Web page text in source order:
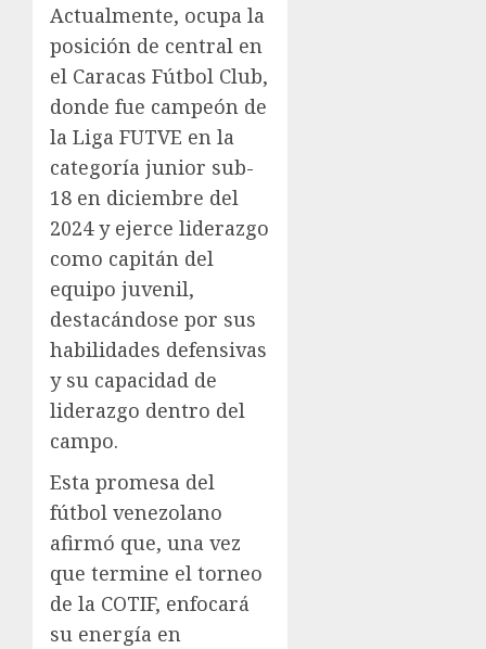
Actualmente, ocupa la
posición de central en
el Caracas Fútbol Club,
donde fue campeón de
la Liga FUTVE en la
categoría junior sub-
18 en diciembre del
2024 y ejerce liderazgo
como capitán del
equipo juvenil,
destacándose por sus
habilidades defensivas
y su capacidad de
liderazgo dentro del
campo.
Esta promesa del
fútbol venezolano
afirmó que, una vez
que termine el torneo
de la COTIF, enfocará
su energía en